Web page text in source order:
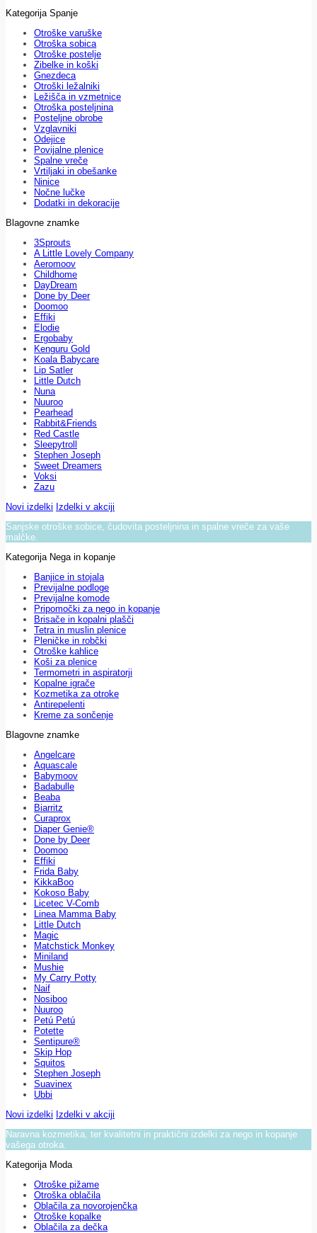
Kategorija Spanje
Otroške varuške
Otroška sobica
Otroške postelje
Zibelke in koški
Gnezdeca
Otroški ležalniki
Ležišča in vzmetnice
Otroška posteljnina
Posteljne obrobe
Vzglavniki
Odejice
Povijalne plenice
Spalne vreče
Vrtiljaki in obešanke
Ninice
Nočne lučke
Dodatki in dekoracije
Blagovne znamke
3Sprouts
A Little Lovely Company
Aeromoov
Childhome
DayDream
Done by Deer
Doomoo
Effiki
Elodie
Ergobaby
Kenguru Gold
Koala Babycare
Lip Satler
Little Dutch
Nuna
Nuuroo
Pearhead
Rabbit&Friends
Red Castle
Sleepytroll
Stephen Joseph
Sweet Dreamers
Voksi
Zazu
Novi izdelki Izdelki v akciji
Sanjske otroške sobice, čudovita posteljnina in spalne vreče za vaše
malčke.
Kategorija Nega in kopanje
Banjice in stojala
Previjalne podloge
Previjalne komode
Pripomočki za nego in kopanje
Brisače in kopalni plašči
Tetra in muslin plenice
Pleničke in robčki
Otroške kahlice
Koši za plenice
Termometri in aspiratorji
Kopalne igrače
Kozmetika za otroke
Antirepelenti
Kreme za sončenje
Blagovne znamke
Angelcare
Aquascale
Babymoov
Badabulle
Beaba
Biarritz
Curaprox
Diaper Genie®
Done by Deer
Doomoo
Effiki
Frida Baby
KikkaBoo
Kokoso Baby
Licetec V-Comb
Linea Mamma Baby
Little Dutch
Magic
Matchstick Monkey
Miniland
Mushie
My Carry Potty
Naif
Nosiboo
Nuuroo
Petú Petú
Potette
Sentipure®
Skip Hop
Squitos
Stephen Joseph
Suavinex
Ubbi
Novi izdelki Izdelki v akciji
Naravna kozmetika, ter kvalitetni in praktični izdelki za nego in kopanje
vašega otroka.
Kategorija Moda
Otroške pižame
Otroška oblačila
Oblačila za novorojenčka
Otroške kopalke
Oblačila za dečka